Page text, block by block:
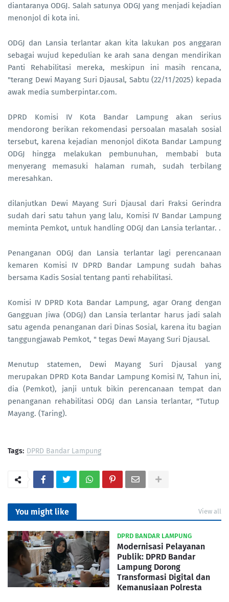
diantaranya ODGJ. Salah satunya ODGJ yang menjadi kejadian
menonjol di kota ini.
ODGJ dan Lansia terlantar akan kita lakukan pos anggaran
sebagai wujud kepedulian ke arah sana dengan mendirikan
Panti Rehabilitasi mereka, meskipun ini masih rencana,
"terang Dewi Mayang Suri Djausal, Sabtu (22/11/2025) kepada
awak media sumberpintar.com.
DPRD Komisi IV Kota Bandar Lampung akan serius
mendorong berikan rekomendasi persoalan masalah sosial
tersebut, karena kejadian menonjol diKota Bandar Lampung
ODGJ hingga melakukan pembunuhan, membabi buta
menyerang memasuki halaman rumah, sudah terbilang
meresahkan.
dilanjutkan Dewi Mayang Suri Djausal dari Fraksi Gerindra
sudah dari satu tahun yang lalu, Komisi IV Bandar Lampung
meminta Pemkot, untuk handling ODGJ dan Lansia terlantar. .
Penanganan ODGJ dan Lansia terlantar lagi perencanaan
kemaren Komisi IV DPRD Bandar Lampung sudah bahas
bersama Kadis Sosial tentang panti rehabilitasi.
Komisi IV DPRD Kota Bandar Lampung, agar Orang dengan
Gangguan Jiwa (ODGJ) dan Lansia terlantar harus jadi salah
satu agenda penanganan dari Dinas Sosial, karena itu bagian
tanggungjawab Pemkot, " tegas Dewi Mayang Suri Djausal.
Menutup statemen, Dewi Mayang Suri Djausal yang
merupakan DPRD Kota Bandar Lampung Komisi IV, Tahun ini,
dia (Pemkot), janji untuk bikin perencanaan tempat dan
penanganan rehabilitasi ODGJ dan Lansia terlantar, "Tutup
Mayang. (Taring).
Tags: DPRD Bandar Lampung
You might like View all
DPRD BANDAR LAMPUNG
Modernisasi Pelayanan
Publik: DPRD Bandar
Lampung Dorong
Transformasi Digital dan
Kemanusiaan Polresta